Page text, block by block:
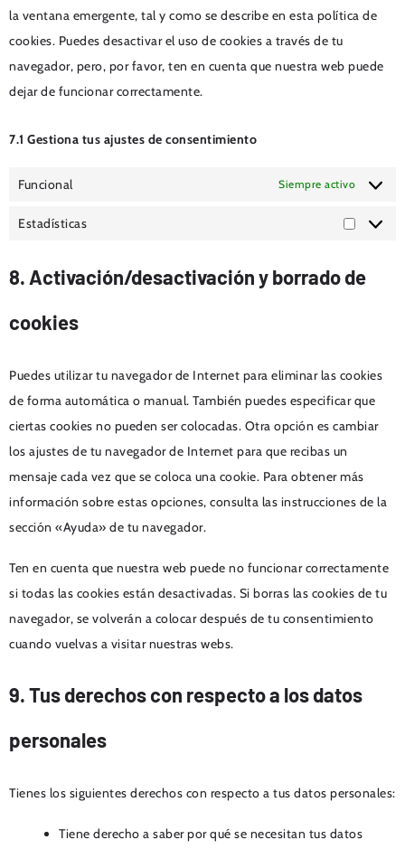
la ventana emergente, tal y como se describe en esta política de
cookies. Puedes desactivar el uso de cookies a través de tu
navegador, pero, por favor, ten en cuenta que nuestra web puede
dejar de funcionar correctamente.
7.1 Gestiona tus ajustes de consentimiento
Funcional Siempre activo
Estadísticas
8. Activación/desactivación y borrado de
cookies
Puedes utilizar tu navegador de Internet para eliminar las cookies
de forma automática o manual. También puedes especificar que
ciertas cookies no pueden ser colocadas. Otra opción es cambiar
los ajustes de tu navegador de Internet para que recibas un
mensaje cada vez que se coloca una cookie. Para obtener más
información sobre estas opciones, consulta las instrucciones de la
sección «Ayuda» de tu navegador.
Ten en cuenta que nuestra web puede no funcionar correctamente
si todas las cookies están desactivadas. Si borras las cookies de tu
navegador, se volverán a colocar después de tu consentimiento
cuando vuelvas a visitar nuestras webs.
9. Tus derechos con respecto a los datos
personales
Tienes los siguientes derechos con respecto a tus datos personales:
Tiene derecho a saber por qué se necesitan tus datos